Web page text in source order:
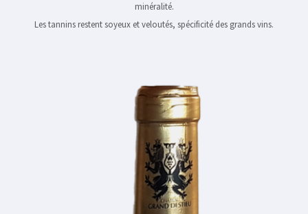
minéralité.
Les tannins restent soyeux et veloutés, spécificité des grands vins.